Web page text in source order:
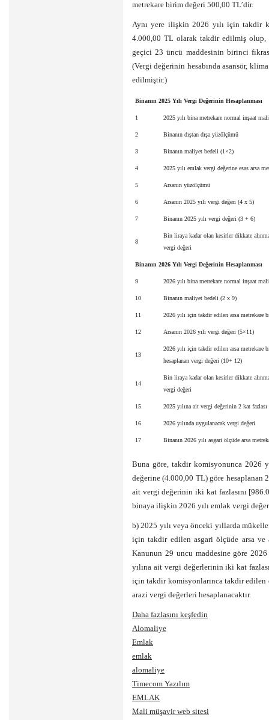
metrekare birim değeri 500,00 TL’dir.
Aynı yere ilişkin 2026 yılı için takdir
4.000,00 TL olarak takdir edilmiş olup,
geçici 23 üncü maddesinin birinci
(Vergi değerinin hesabında asansör,
edilmiştir.)
Binanın 2025 Yılı Vergi Değerinin Hesaplanması
1 2025 yılı bina metrekare normal inşaat
2 Binanın dıştan dışa yüzölçümü
3 Binanın maliyet bedeli (1×2)
4 2025 yılı emlak vergi değerine esas arsa
5 Arsanın yüzölçümü
6 Arsanın 2025 yılı vergi değeri (4 x 5)
7 Binanın 2025 yılı vergi değeri (3 + 6)
8
Bin liraya kadar olan kesirler dikkate
vergi değeri
Binanın 2026 Yılı Vergi Değerinin Hesaplanması
9 2026 yılı bina metrekare normal inşaat
10 Binanın maliyet bedeli (2 x 9)
11 2026 yılı için takdir edilen arsa metrekare
12 Arsanın 2026 yılı vergi değeri (5×11)
13
2026 yılı için takdir edilen arsa metrekare
hesaplanan vergi değeri (10+ 12)
14
Bin liraya kadar olan kesirler dikkate
vergi değeri
15 2025 yılına ait vergi değerinin 2 kat
16 2026 yılında uygulanacak vergi değeri
17 Binanın 2026 yılı asgari ölçüde arsa
Buna göre, takdir komisyonunca 2026
değerine (4.000,00 TL) göre hesaplanan
ait vergi değerinin iki kat fazlasını
binaya ilişkin 2026 yılı emlak vergi
b) 2025 yılı veya önceki yıllarda
için takdir edilen asgari ölçüde arsa ve
Kanunun 29 uncu maddesine göre
yılına ait vergi değerlerinin iki kat
için takdir komisyonlarınca takdir edilen
arazi vergi değerleri hesaplanacaktır.
Daha fazlasını keşfedin
Alomaliye
Emlak
emlak
alomaliye
Timecom Yazılım
EMLAK
Mali müşavir web sitesi